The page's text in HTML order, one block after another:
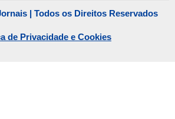
| Todos os Direitos Reservados
de Privacidade e Cookies